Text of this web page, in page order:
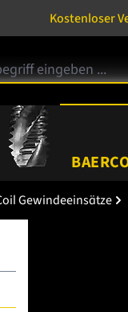
Kostenloser
Gewindeeinsätze